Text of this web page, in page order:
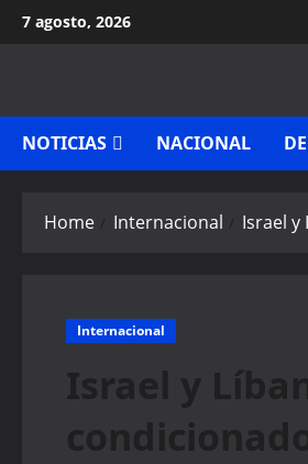
Skip
to
7 agosto, 2026
NOTICIAS NACIONAL
Home Internacional Israel
Internacional
Israel y